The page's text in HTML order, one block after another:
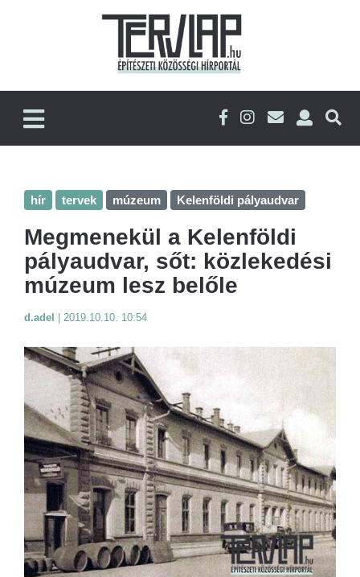
hír tervek múzeum Kelenföldi pályaudvar
Megmenekül a Kelenföldi
pályaudvar, sőt: közlekedési
múzeum lesz belőle
d.adel 2019.10.10. 10:54